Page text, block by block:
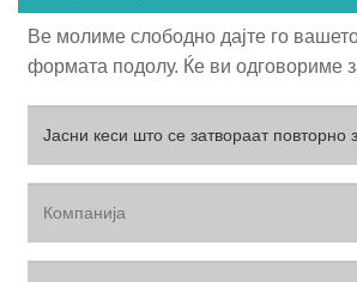
Ве молиме слободно дајте го
формата подолу. Ќе ви одговориме